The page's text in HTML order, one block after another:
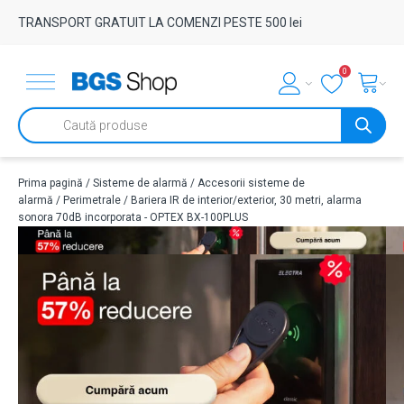
TRANSPORT GRATUIT LA COMENZI PESTE 500 lei
0
Products
search
Prima pagină / Sisteme de alarmă / Accesorii sisteme de
alarmă / Perimetrale / Bariera IR de interior/exterior, 30 metri, alarma
sonora 70dB incorporata - OPTEX BX-100PLUS